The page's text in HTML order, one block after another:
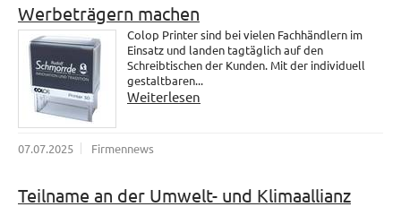
Werbeträgern machen
Colop Printer sind bei vielen Fachhändlern im
Einsatz und landen tagtäglich auf den
Schreibtischen der Kunden. Mit der individuell
gestaltbaren...
Weiterlesen
07.07.2025 Firmennews
Teilname an der Umwelt- und Klimaallianz